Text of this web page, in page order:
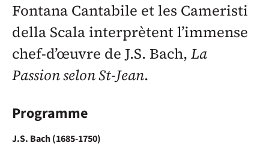
Fontana Cantabile et les Cameristi
della Scala interprètent l’immense
chef-d’œuvre de J.S. Bach, La
Passion selon St-Jean.
Programme
J.S. Bach (1685-1750)